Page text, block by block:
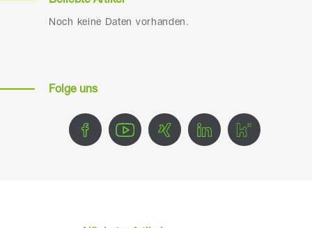
Noch keine Daten vorhanden.
Folge uns